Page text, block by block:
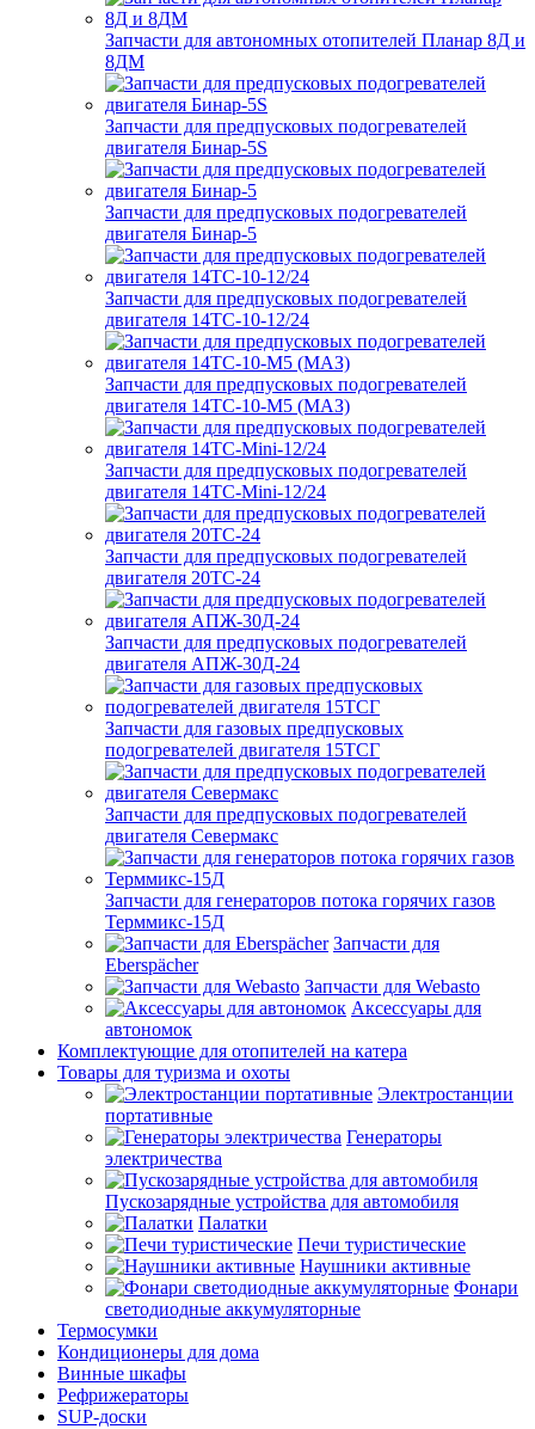
Запчасти для автономных отопителей Планар 8Д и
8ДМ
Запчасти для предпусковых подогревателей
двигателя Бинар-5S
Запчасти для предпусковых подогревателей
двигателя Бинар-5
Запчасти для предпусковых подогревателей
двигателя 14ТС-10-12/24
Запчасти для предпусковых подогревателей
двигателя 14ТС-10-М5 (МАЗ)
Запчасти для предпусковых подогревателей
двигателя 14ТС-Mini-12/24
Запчасти для предпусковых подогревателей
двигателя 20ТС-24
Запчасти для предпусковых подогревателей
двигателя АПЖ-30Д-24
Запчасти для газовых предпусковых
подогревателей двигателя 15ТСГ
Запчасти для предпусковых подогревателей
двигателя Севермакс
Запчасти для генераторов потока горячих газов
Терммикс-15Д
Запчасти для
Eberspächer
Запчасти для Webasto
Аксессуары для
автономок
Комплектующие для отопителей на катера
Товары для туризма и охоты
Электростанции
портативные
Генераторы
электричества
Пускозарядные устройства для автомобиля
Палатки
Печи туристические
Наушники активные
Фонари
светодиодные аккумуляторные
Термосумки
Кондиционеры для дома
Винные шкафы
Рефрижераторы
SUP-доски